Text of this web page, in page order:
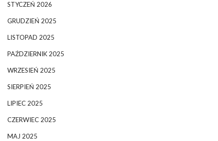
STYCZEŃ 2026
GRUDZIEŃ 2025
LISTOPAD 2025
PAŹDZIERNIK 2025
WRZESIEŃ 2025
SIERPIEŃ 2025
LIPIEC 2025
CZERWIEC 2025
MAJ 2025